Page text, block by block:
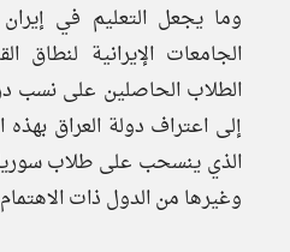
وما يجعل التعليم في
الجامعات الإيرانية لنطاق
الطلاب الحاصلين على نسب
إلى اعتراف دولة العراق
الذي ينسحب على طلاب
وغيرها من الدول ذات الاهتمام